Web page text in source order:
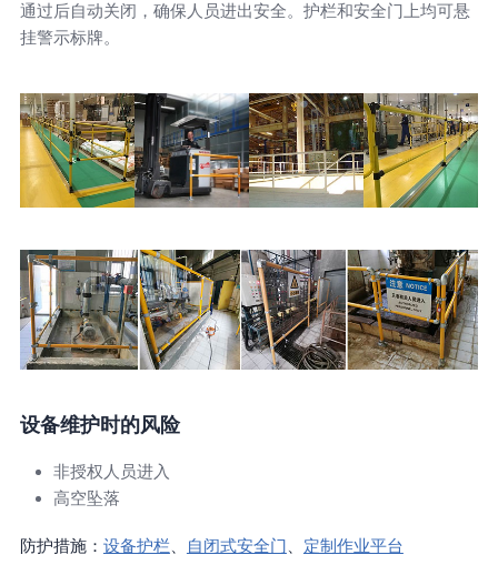
通过后自动关闭，确保人员进出安全。护栏和安全门上均可悬
挂警示标牌。
设备维护时的风险
非授权人员进入
高空坠落
防护措施： 设备护栏、 自闭式安全门、 定制作业平台